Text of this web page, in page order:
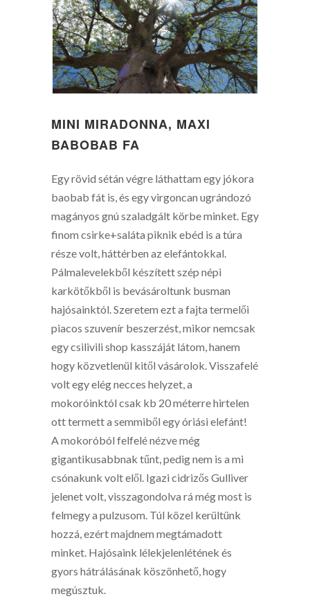
MINI MIRADONNA, MAXI
BABOBAB FA
Egy rövid sétán végre láthattam egy jókora
baobab fát is, és egy virgoncan ugrándozó
magányos gnú szaladgált körbe minket. Egy
finom csirke+saláta piknik ebéd is a túra
része volt, háttérben az elefántokkal.
Pálmalevelekből készített szép népi
karkötőkből is bevásároltunk busman
hajósainktól. Szeretem ezt a fajta termelői
piacos szuvenír beszerzést, mikor nemcsak
egy csilivili shop kasszáját látom, hanem
hogy közvetlenül kitől vásárolok. Visszafelé
volt egy elég necces helyzet, a
mokoróinktól csak kb 20 méterre hirtelen
ott termett a semmiből egy óriási elefánt!
A mokoróból felfelé nézve még
gigantikusabbnak tűnt, pedig nem is a mi
csónakunk volt elől. Igazi cidrizős Gulliver
jelenet volt, visszagondolva rá még most is
felmegy a pulzusom. Túl közel kerültünk
hozzá, ezért majdnem megtámadott
minket. Hajósaink lélekjelenlétének és
gyors hátrálásának köszönhető, hogy
megúsztuk.